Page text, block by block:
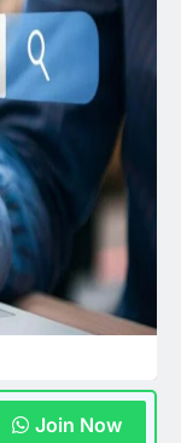
Join Now